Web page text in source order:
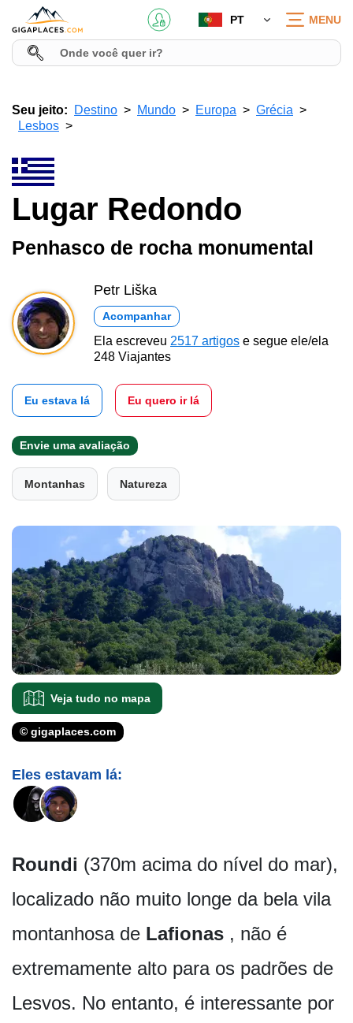
PT MENU
Seu jeito: Destino Mundo Europa
Grécia
Lesbos
Lugar Redondo
Penhasco de rocha monumental
Petr Liška
Acompanhar
Ela escreveu 2517 artigos e segue ele/ela
248 Viajantes
Eu estava lá Eu quero ir lá
Envie uma avaliação
Montanhas Natureza
Veja tudo no mapa
© gigaplaces.com
Eles estavam lá:
Roundi (370m acima do nível do mar),
localizado não muito longe da bela vila
montanhosa de Lafionas , não é
extremamente alto para os padrões de
Lesvos. No entanto, é interessante por